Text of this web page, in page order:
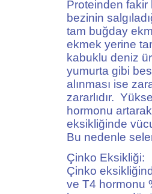
Proteinden fakir
bezinin
tam buğday
ekmek yerine
kabuklu deniz
yumurta gibi
alınması ise
zararlıdır.
hormonu
eksikliğinde
Bu nedenle
Çinko Eksikliği:
Çinko
ve T4 hormonu